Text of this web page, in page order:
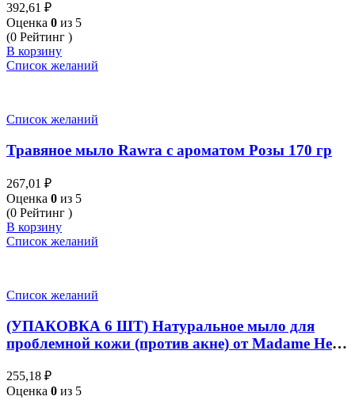
392,61 ₽
Оценка 0 из 5
(0 Рейтинг )
В корзину
Список желаний
Список желаний
Травяное мыло Rawra с ароматом Розы 170 гр
267,01 ₽
Оценка 0 из 5
(0 Рейтинг )
В корзину
Список желаний
Список желаний
(УПАКОВКА 6 ШТ) Натуральное мыло для
проблемной кожи (против акне) от Madame Heng
255,18 ₽
Оценка 0 из 5